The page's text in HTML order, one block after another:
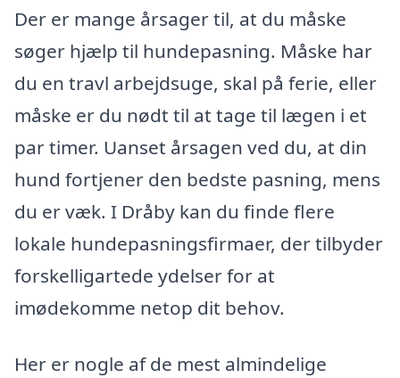
Der er mange årsager til, at du måske
søger hjælp til hundepasning. Måske har
du en travl arbejdsuge, skal på ferie, eller
måske er du nødt til at tage til lægen i et
par timer. Uanset årsagen ved du, at din
hund fortjener den bedste pasning, mens
du er væk. I Dråby kan du finde flere
lokale hundepasningsfirmaer, der tilbyder
forskelligartede ydelser for at
imødekomme netop dit behov.
Her er nogle af de mest almindelige